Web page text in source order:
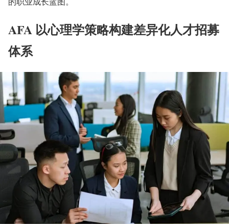
AFA 以心理学策略构建差异化人才招募
体系